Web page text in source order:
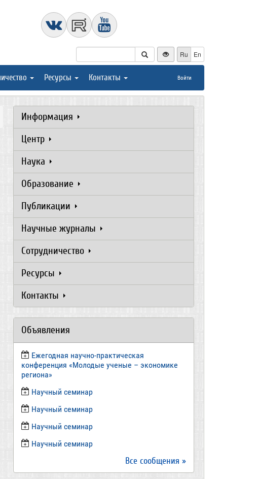
Ru En
Ресурсы Контакты Войти
Информация
Центр
Наука
Образование
Публикации
Научные журналы
Сотрудничество
Ресурсы
Контакты
Объявления
Ежегодная научно-практическая
конференция «Молодые ученые – экономике
региона»
​Научный семинар
​Научный семинар
Научный семинар
​Научный семинар
Все сообщения »